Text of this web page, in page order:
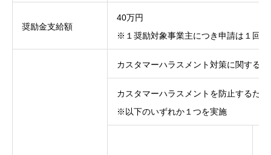
奨励金支給額
40万円
※１奨励対象事業主につき申請は１回限
カスタマーハラスメント対策に関する
カスタマーハラスメントを防止するた
※以下のいずれか１つを実施